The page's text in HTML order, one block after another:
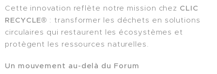
Cette innovation reflète notre mission chez CLIC
RECYCLE® : transformer les déchets en solutions
circulaires qui restaurent les écosystèmes et
protègent les ressources naturelles.
Un mouvement au-delà du Forum